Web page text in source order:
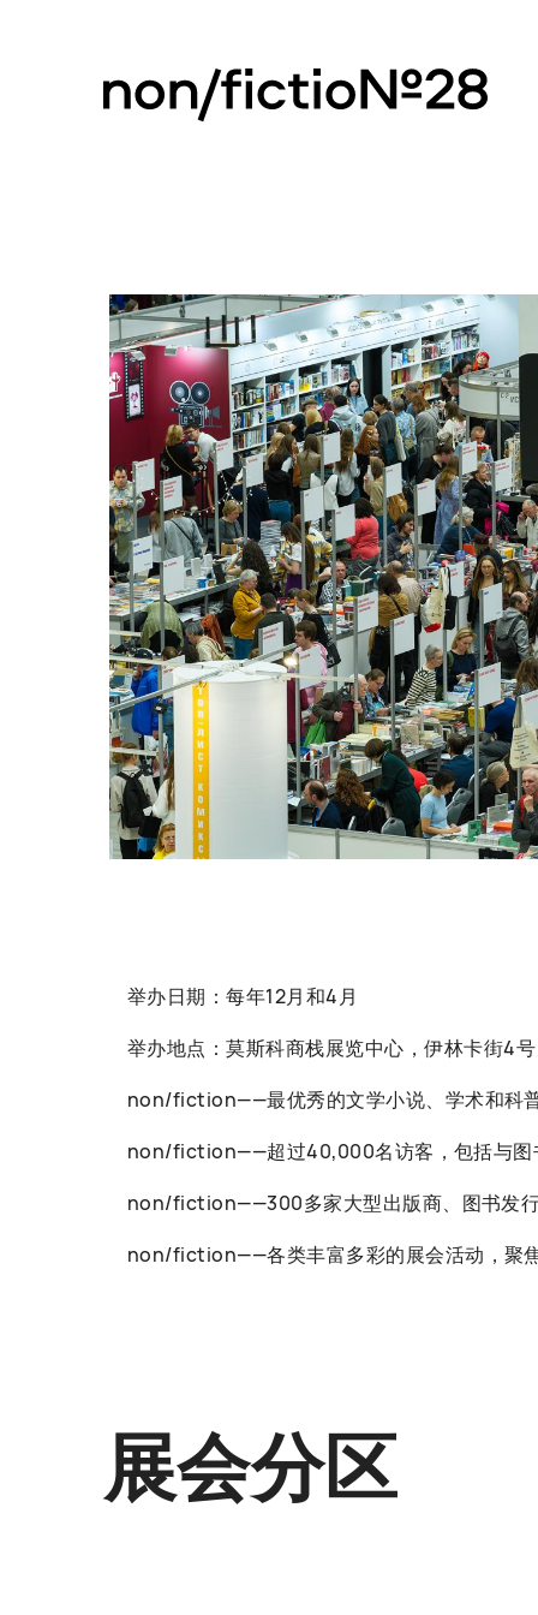
举办日期：每年12月和4月
举办地点：莫斯科商栈展览中心，伊林卡街4号
non/fiction——最优秀的文学小说、学术和科
non/fiction——超过40,000名访客，包括与图
non/fiction——300多家大型出版商、图书发
non/fiction——各类丰富多彩的展会活动，聚
展会分区